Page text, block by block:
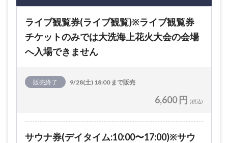
ライブ観覧券(ライブ観覧)※ライブ観覧券
チケットのみでは大洗海上花火大会の会場
へ入場できません
販売終了 9/28(土) 18:00 まで販売
6,600 円 (税込)
サウナ券(デイタイム:10:00〜17:00)※サウ